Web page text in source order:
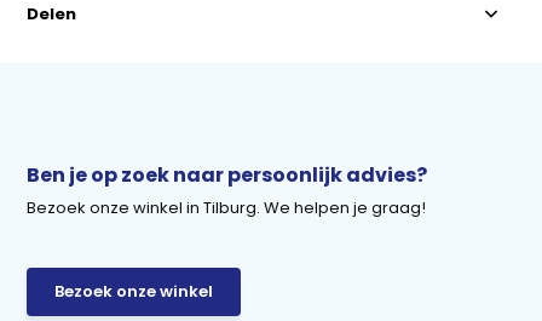
Delen
Ben je op zoek naar persoonlijk advies?
Bezoek onze winkel in Tilburg. We helpen je graag!
Bezoek onze winkel